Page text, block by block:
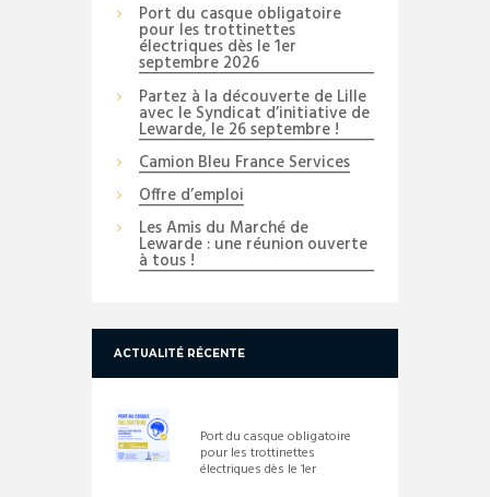
Port du casque obligatoire
pour les trottinettes
électriques dès le 1er
septembre 2026
Partez à la découverte de Lille
avec le Syndicat d’initiative de
Lewarde, le 26 septembre !
Camion Bleu France Services
Offre d’emploi
Les Amis du Marché de
Lewarde : une réunion ouverte
à tous !
ACTUALITÉ RÉCENTE
Port du casque obligatoire
pour les trottinettes
électriques dès le 1er